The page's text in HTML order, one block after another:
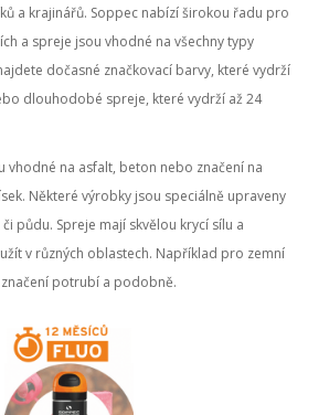
a krajinářů. Soppec nabízí širokou řadu pro
a spreje jsou vhodné na všechny typy
dočasné značkovací barvy, které vydrží
dlouhodobé spreje, které vydrží až 24
vhodné na asfalt, beton nebo značení na
Některé výrobky jsou speciálně upraveny
půdu. Spreje mají skvělou krycí sílu a
v různých oblastech. Například pro zemní
potrubí a podobně.